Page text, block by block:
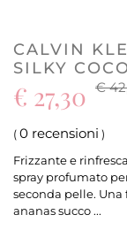
CALVIN
SILKY
€
€ 27,30
( 0 recensioni )
Frizzante e
spray profumato
seconda pelle. Una
ananas succo ...